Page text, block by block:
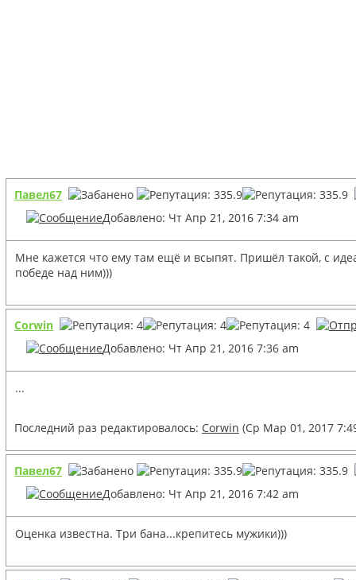
Павел67
Добавлено: Чт Апр 21, 2016 7:34 am
Мне кажется что ему там ещё и всыпят. Пришёл такой, с
победе над ним)))
Corwin
Добавлено: Чт Апр 21, 2016 7:36 am
...
Последний раз редактировалось: Corwin (Ср Мар 01, 2017
Павел67
Добавлено: Чт Апр 21, 2016 7:42 am
Оценка известна. Три бана...крепитесь мужики)))